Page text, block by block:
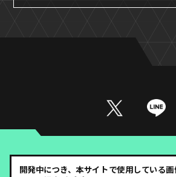
開発中につき、本サイトで使用している